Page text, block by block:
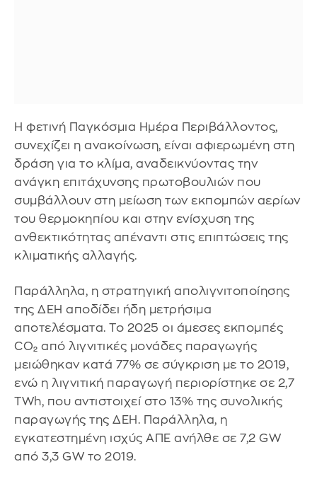
Η φετινή Παγκόσμια Ημέρα Περιβάλλοντος,
συνεχίζει η ανακοίνωση, είναι αφιερωμένη στη
δράση για το κλίμα, αναδεικνύοντας την
ανάγκη επιτάχυνσης πρωτοβουλιών που
συμβάλλουν στη μείωση των εκπομπών αερίων
του θερμοκηπίου και στην ενίσχυση της
ανθεκτικότητας απέναντι στις επιπτώσεις της
κλιματικής αλλαγής.
Παράλληλα, η στρατηγική απολιγνιτοποίησης
της ΔΕΗ αποδίδει ήδη μετρήσιμα
αποτελέσματα. Το 2025 οι άμεσες εκπομπές
CO₂ από λιγνιτικές μονάδες παραγωγής
μειώθηκαν κατά 77% σε σύγκριση με το 2019,
ενώ η λιγνιτική παραγωγή περιορίστηκε σε 2,7
TWh, που αντιστοιχεί στο 13% της συνολικής
παραγωγής της ΔΕΗ. Παράλληλα, η
εγκατεστημένη ισχύς ΑΠΕ ανήλθε σε 7,2 GW
από 3,3 GW το 2019.